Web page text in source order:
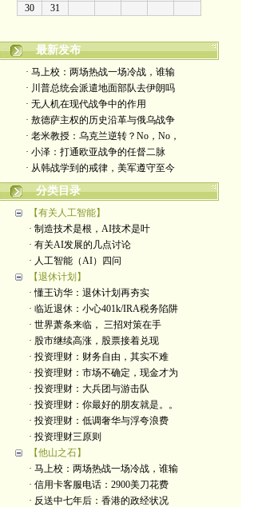
最新发布
· 马上校：两场热战一场冷战，谁输
· 川普总统会派遣地面部队去伊朗吗
· 无人机在现代战争中的作用
· 敖德萨主权的历史沿革与俄乌战争
· 老米教授：乌克兰逆转？No，No，
· 小泽：打通欧亚战争的任督二脉
· 从韩战学到的戒律，美军遵守至今
分类目录
【有关人工智能】
· 制造技术是根，AI技术是叶
· 有关AI发展的几点讨论
· 人工智能（AI）四问
【退休计划】
· 懂王访华：退休计划再夯实
· 临近退休：小心401k/IRA税务陷阱
· 世界萧条来临， 三招对策在手
· 股市继续高涨，股票接着兑现
· 投资理财：财务自由，其实不难
· 投资理财：市场不确定，现金才为
· 投资理财：大兵团与游击队
· 投资理财：你最好的朋友就是。。
· 投资理财：低调奢华与浮夸浪费
· 投资理财三原则
【他山之石】
· 马上校：两场热战一场冷战，谁输
· 信用卡客服电话：2900美刀花费
· 反送中七年后：香港的政经状况